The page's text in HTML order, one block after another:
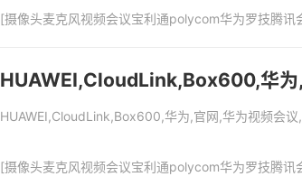
[摄像头麦克风视频会议宝利通polycom华为罗技腾讯
HUAWEI,CloudLink,Box600,华为
HUAWEI,CloudLink,Box600,华为,官网,华为视频会
[摄像头麦克风视频会议宝利通polycom华为罗技腾讯